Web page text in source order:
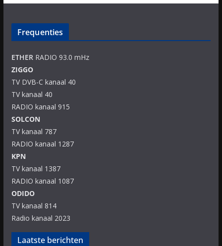
Frequenties
ETHERRADIO 93.0 mHz
ZIGGO
TV DVB-C kanaal 40
TV kanaal 40
RADIO kanaal 915
SOLCON
TV kanaal 787
RADIO kanaal 1287
KPN
TV kanaal 1387
RADIO kanaal 1087
ODIDO
TV kanaal 814
Radio kanaal 2023
Laatste berichten